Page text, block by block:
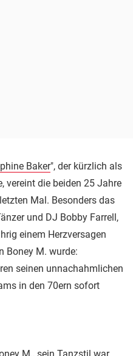
Baker", der kürzlich als
vereint die beiden 25 Jahre
Mal. Besonders das
und DJ Bobby Farrell,
einem Herzversagen
Boney M. wurde:
seinen unnachahmlichen
in den 70ern sofort